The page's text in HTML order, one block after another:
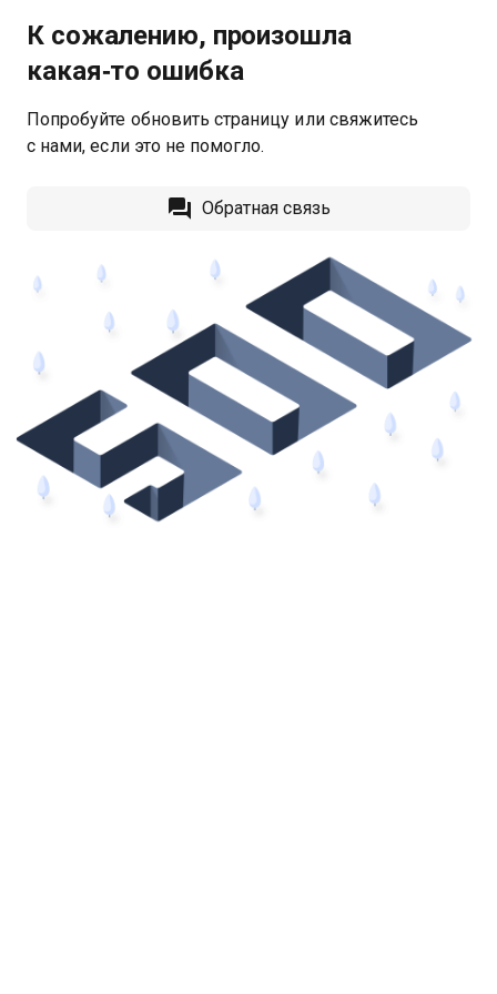
К сожалению, произошла
какая‑то ошибка
Попробуйте обновить страницу или свяжитесь
с нами, если это не помогло.
Обратная связь